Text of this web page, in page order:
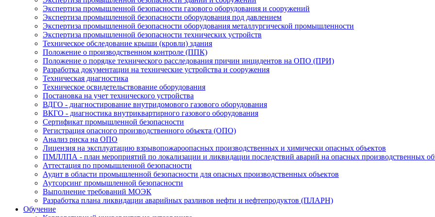
Экспертиза промышленной безопасности газового оборудования и сооружений
Экспертиза промышленной безопасности оборудования под давлением
Экспертиза промышленной безопасности оборудования металлургической промышленности
Экспертиза промышленной безопасности технических устройств
Техническое обследование крыши (кровли) здания
Положение о производственном контроле (ППК)
Положение о порядке технического расследования причин инцидентов на ОПО (ПРИ)
Разработка документации на технические устройства и сооружения
Техническая диагностика
Техническое освидетельствование оборудования
Постановка на учет технического устройства
ВДГО - диагностирование внутридомового газового оборудования
ВКГО - диагностика внутриквартирного газового оборудования
Сертификат промышленной безопасности
Регистрация опасного производственного объекта (ОПО)
Анализ риска на ОПО
Лицензия на эксплуатацию взрывопожароопасных производственных и химически опасных объектов
ПМЛЛПА - план мероприятий по локализации и ликвидации последствий аварий на опасных производственных
Аттестация по промышленной безопасности
Аудит в области промышленной безопасности для опасных производственных объектов
Аутсорсинг промышленной безопасности
Выполнение требований МОЭК
Разработка плана ликвидации аварийных разливов нефти и нефтепродуктов (ПЛАРН)
Обучение